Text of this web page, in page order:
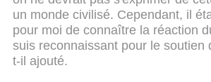
un monde civilisé. Cependant, il
pour moi de connaître la réaction
suis reconnaissant pour le soutien
t-il ajouté.